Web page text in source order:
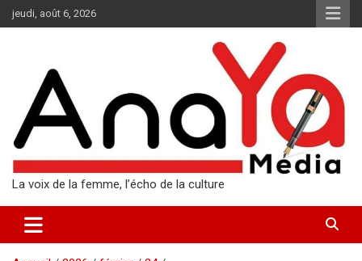
Aller
au
jeudi, août 6, 2026
La voix de la femme, l’écho de la culture